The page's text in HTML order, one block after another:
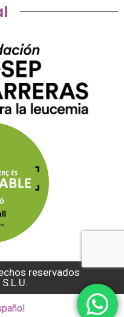
reservados